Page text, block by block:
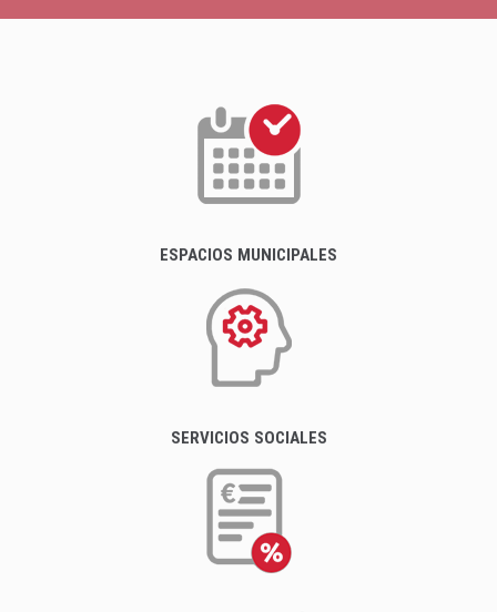
ESPACIOS MUNICIPALES
SERVICIOS SOCIALES